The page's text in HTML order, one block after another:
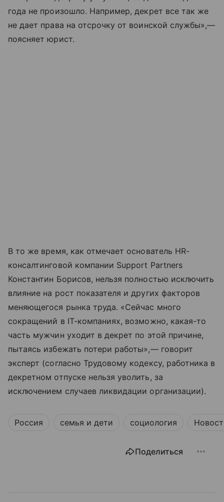
года не произошло. Например, декрет все так же
не дает права на отсрочку от воинской службы»,—
поясняет юрист.
В то же время, как отмечает основатель HR-
консалтинговой компании Support Partners
Константин Борисов, нельзя полностью исключить
влияние на рост показателя и других факторов
меняющегося рынка труда. «Сейчас много
сокращений в IT-компаниях, возможно, какая-то
часть мужчин уходит в декрет по этой причине,
пытаясь избежать потери работы»,— говорит
эксперт (согласно Трудовому кодексу, работника в
декретном отпуске нельзя уволить, за
исключением случаев ликвидации организации).
Россия семья и дети социология
Поделиться